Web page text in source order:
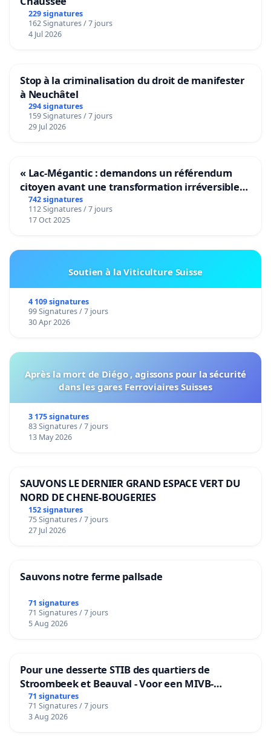
229 signatures
162 Signatures / 7 jours
4 Jul 2026
Stop à la criminalisation du droit de manifester
à Neuchâtel
294 signatures
159 Signatures / 7 jours
29 Jul 2026
« Lac-Mégantic : demandons un référendum
citoyen avant une transformation irréversible
de notre territoire »
742 signatures
112 Signatures / 7 jours
17 Oct 2025
Soutien à la Viticulture Suisse
4 109 signatures
99 Signatures / 7 jours
30 Apr 2026
Après la mort de Diégo , agissons pour la sécurité
dans les gares Ferroviaires Suisses
3 175 signatures
83 Signatures / 7 jours
13 May 2026
SAUVONS LE DERNIER GRAND ESPACE VERT DU
NORD DE CHENE-BOUGERIES
152 signatures
75 Signatures / 7 jours
27 Jul 2026
Sauvons notre ferme pallsade
71 signatures
71 Signatures / 7 jours
5 Aug 2026
Pour une desserte STIB des quartiers de
Stroombeek et Beauval - Voor een MIVB-
bediening van de wijken Strombeek en Het
Voor
71 signatures
71 Signatures / 7 jours
3 Aug 2026